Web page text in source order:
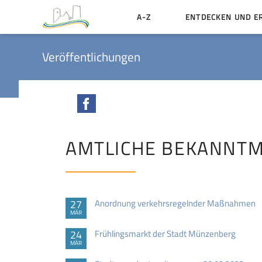
A-Z ENTDECKEN UND
Veröffentlichungen
AMTLICHE
27
MÄR
Anordnung verkehrsregelnder Maßnahmen
24
MÄR
Frühlingsmarkt der Stadt Münzenberg